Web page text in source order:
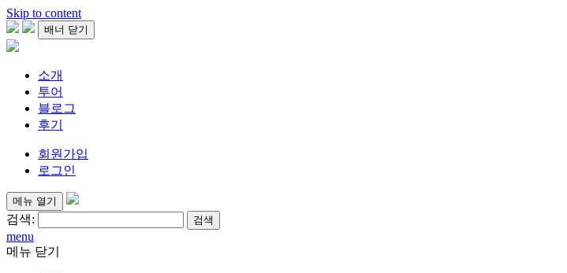
Skip to content
배너 닫기
소개
투어
블로그
후기
회원가입
로그인
메뉴 열기
검색:
menu
메뉴 닫기